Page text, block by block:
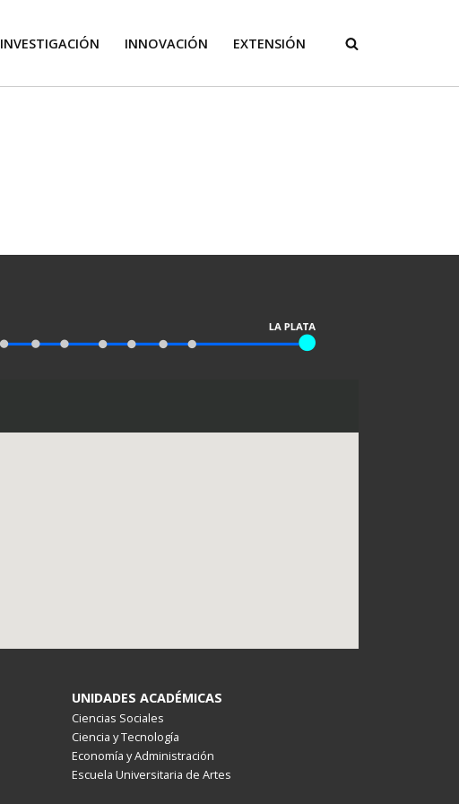
INVESTIGACIÓN INNOVACIÓN EXTENSIÓN
UNIDADES ACADÉMICAS
Ciencias Sociales
Ciencia y Tecnología
Economía y Administración
Escuela Universitaria de Artes